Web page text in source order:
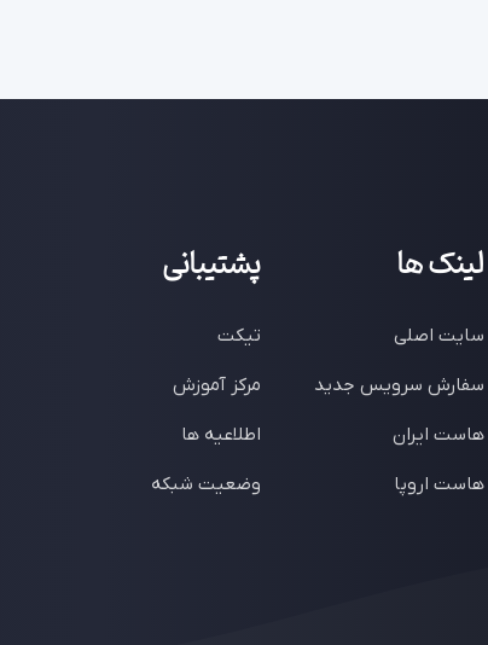
لینک ها
سایت اصلی
سفارش سرویس جدید
هاست ایران
هاست اروپا
پشتیبانی
تیکت
مرکز آموزش
اطلاعیه ها
وضعیت شبکه